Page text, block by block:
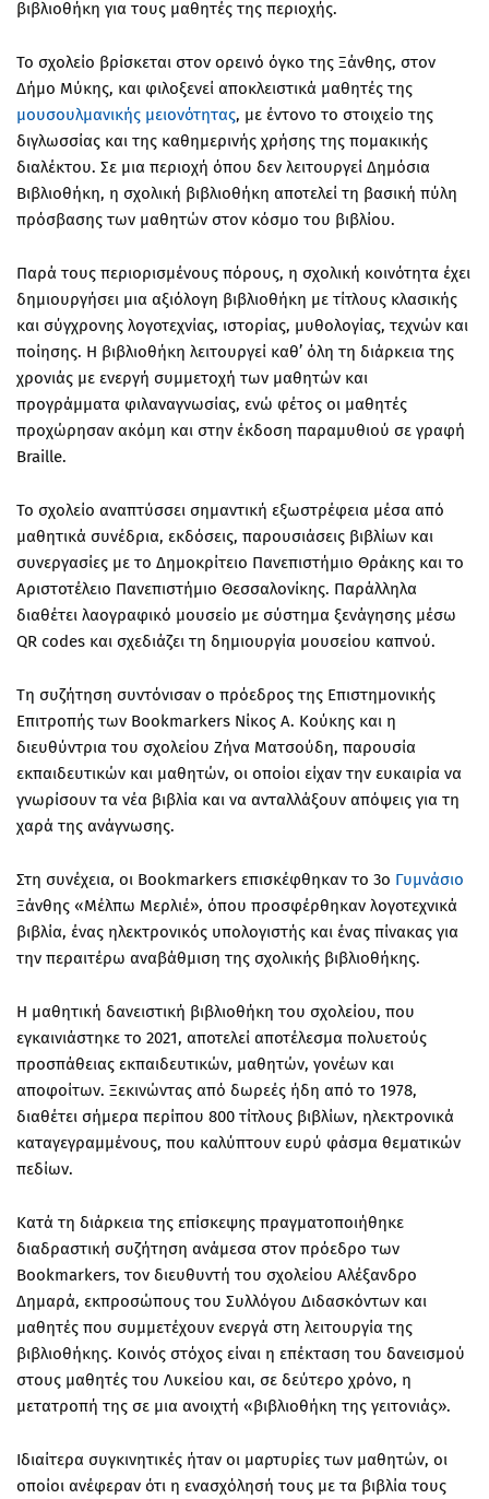
βιβλιοθήκη για τους μαθητές της περιοχής.
Το σχολείο βρίσκεται στον ορεινό όγκο της Ξάνθης, στον
Δήμο Μύκης, και φιλοξενεί αποκλειστικά μαθητές της
μουσουλμανικής μειονότητας, με έντονο το στοιχείο της
διγλωσσίας και της καθημερινής χρήσης της πομακικής
διαλέκτου. Σε μια περιοχή όπου δεν λειτουργεί Δημόσια
Βιβλιοθήκη, η σχολική βιβλιοθήκη αποτελεί τη βασική πύλη
πρόσβασης των μαθητών στον κόσμο του βιβλίου.
Παρά τους περιορισμένους πόρους, η σχολική κοινότητα έχει
δημιουργήσει μια αξιόλογη βιβλιοθήκη με τίτλους κλασικής
και σύγχρονης λογοτεχνίας, ιστορίας, μυθολογίας, τεχνών και
ποίησης. Η βιβλιοθήκη λειτουργεί καθ’ όλη τη διάρκεια της
χρονιάς με ενεργή συμμετοχή των μαθητών και
προγράμματα φιλαναγνωσίας, ενώ φέτος οι μαθητές
προχώρησαν ακόμη και στην έκδοση παραμυθιού σε γραφή
Braille.
Το σχολείο αναπτύσσει σημαντική εξωστρέφεια μέσα από
μαθητικά συνέδρια, εκδόσεις, παρουσιάσεις βιβλίων και
συνεργασίες με το Δημοκρίτειο Πανεπιστήμιο Θράκης και το
Αριστοτέλειο Πανεπιστήμιο Θεσσαλονίκης. Παράλληλα
διαθέτει λαογραφικό μουσείο με σύστημα ξενάγησης μέσω
QR codes και σχεδιάζει τη δημιουργία μουσείου καπνού.
Τη συζήτηση συντόνισαν ο πρόεδρος της Επιστημονικής
Επιτροπής των Bookmarkers Νίκος Α. Κούκης και η
διευθύντρια του σχολείου Ζήνα Ματσούδη, παρουσία
εκπαιδευτικών και μαθητών, οι οποίοι είχαν την ευκαιρία να
γνωρίσουν τα νέα βιβλία και να ανταλλάξουν απόψεις για τη
χαρά της ανάγνωσης.
Στη συνέχεια, οι Bookmarkers επισκέφθηκαν το 3ο Γυμνάσιο
Ξάνθης «Μέλπω Μερλιέ», όπου προσφέρθηκαν λογοτεχνικά
βιβλία, ένας ηλεκτρονικός υπολογιστής και ένας πίνακας για
την περαιτέρω αναβάθμιση της σχολικής βιβλιοθήκης.
Η μαθητική δανειστική βιβλιοθήκη του σχολείου, που
εγκαινιάστηκε το 2021, αποτελεί αποτέλεσμα πολυετούς
προσπάθειας εκπαιδευτικών, μαθητών, γονέων και
αποφοίτων. Ξεκινώντας από δωρεές ήδη από το 1978,
διαθέτει σήμερα περίπου 800 τίτλους βιβλίων, ηλεκτρονικά
καταγεγραμμένους, που καλύπτουν ευρύ φάσμα θεματικών
πεδίων.
Κατά τη διάρκεια της επίσκεψης πραγματοποιήθηκε
διαδραστική συζήτηση ανάμεσα στον πρόεδρο των
Bookmarkers, τον διευθυντή του σχολείου Αλέξανδρο
Δημαρά, εκπροσώπους του Συλλόγου Διδασκόντων και
μαθητές που συμμετέχουν ενεργά στη λειτουργία της
βιβλιοθήκης. Κοινός στόχος είναι η επέκταση του δανεισμού
στους μαθητές του Λυκείου και, σε δεύτερο χρόνο, η
μετατροπή της σε μια ανοιχτή «βιβλιοθήκη της γειτονιάς».
Ιδιαίτερα συγκινητικές ήταν οι μαρτυρίες των μαθητών, οι
οποίοι ανέφεραν ότι η ενασχόλησή τους με τα βιβλία τους